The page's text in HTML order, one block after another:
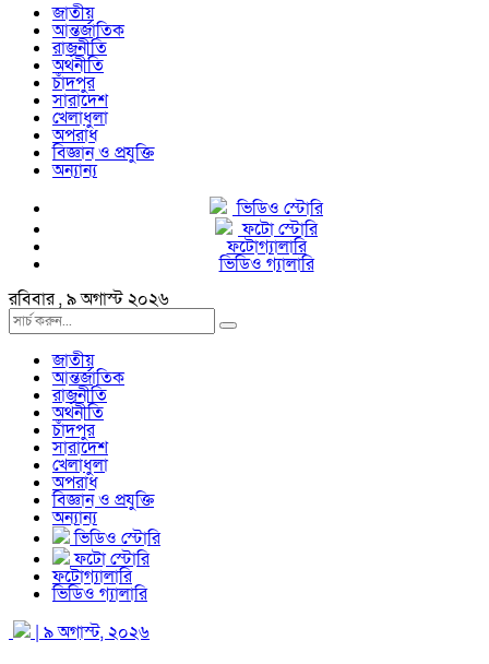
জাতীয়
আন্তর্জাতিক
রাজনীতি
অর্থনীতি
চাঁদপুর
সারাদেশ
খেলাধুলা
অপরাধ
বিজ্ঞান ও প্রযুক্তি
অন্যান্য
ভিডিও স্টোরি
ফটো স্টোরি
ফটোগ্যালারি
ভিডিও গ্যালারি
রবিবার , ৯ অগাস্ট ২০২৬
জাতীয়
আন্তর্জাতিক
রাজনীতি
অর্থনীতি
চাঁদপুর
সারাদেশ
খেলাধুলা
অপরাধ
বিজ্ঞান ও প্রযুক্তি
অন্যান্য
ভিডিও স্টোরি
ফটো স্টোরি
ফটোগ্যালারি
ভিডিও গ্যালারি
| ৯ অগাস্ট, ২০২৬